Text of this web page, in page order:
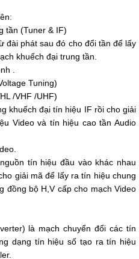
tần (Tuner & IF)
đài phát sau đó cho đổi tần để lấy
khuếch đại trung tần.
.
Tuning)
/VHF /UHF)
khuếch đại tín hiệu IF rồi cho giải
Video và tín hiệu cao tần Audio
tín hiệu đầu vào khác nhau
giải mã để lấy ra tín hiệu chung
đồng bộ H,V cấp cho mạch Video
là mạch chuyển đổi các tín
dạng tín hiệu số tạo ra tín hiệu